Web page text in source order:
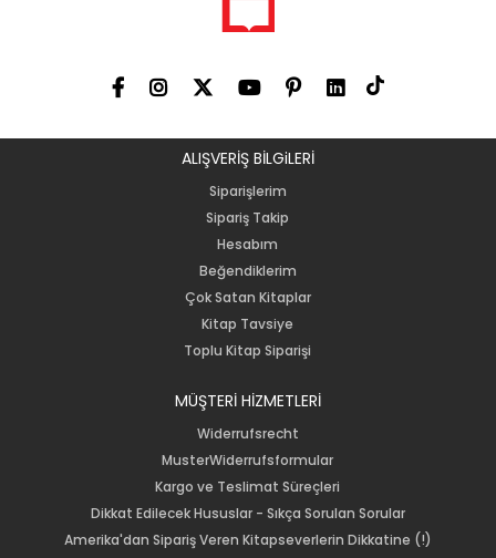
ALIŞVERİŞ BİLGiLERİ
Siparişlerim
Sipariş Takip
Hesabım
Beğendiklerim
Çok Satan Kitaplar
Kitap Tavsiye
Toplu Kitap Siparişi
MÜŞTERİ HİZMETLERİ
Widerrufsrecht
MusterWiderrufsformular
Kargo ve Teslimat Süreçleri
Dikkat Edilecek Hususlar - Sıkça Sorulan Sorular
Amerika'dan Sipariş Veren Kitapseverlerin Dikkatine (!)